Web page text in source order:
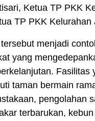
Ketua TP PKK
TP PKK Kelurahan
menjadi
yang
Fasilitas
taman bermain
pengolahan
terbarukan,